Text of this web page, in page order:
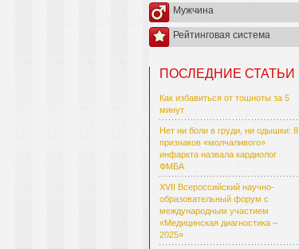
Мужчина
Рейтинговая система
ПОСЛЕДНИЕ СТАТЬИ
Как избавиться от тошноты за 5
минут
Нет ни боли в груди, ни одышки: 8
признаков «молчаливого»
инфаркта назвала кардиолог
ФМБА
XVII Всероссийский научно-
образовательный форум с
международным участием
«Медицинская диагностика –
2025»